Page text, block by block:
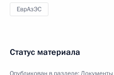
ЕврАзЭС
Статус материала